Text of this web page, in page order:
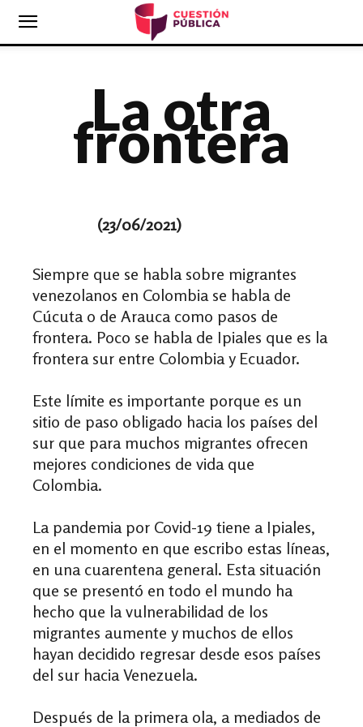
La otra
frontera
(23/06/2021)
Siempre que se habla sobre migrantes
venezolanos en Colombia se habla de
Cúcuta o de Arauca como pasos de
frontera. Poco se habla de Ipiales que es la
frontera sur entre Colombia y Ecuador.
Este límite es importante porque es un
sitio de paso obligado hacia los países del
sur que para muchos migrantes ofrecen
mejores condiciones de vida que
Colombia.
La pandemia por Covid-19 tiene a Ipiales,
en el momento en que escribo estas líneas,
en una cuarentena general. Esta situación
que se presentó en todo el mundo ha
hecho que la vulnerabilidad de los
migrantes aumente y muchos de ellos
hayan decidido regresar desde esos países
del sur hacia Venezuela.
Después de la primera ola, a mediados de